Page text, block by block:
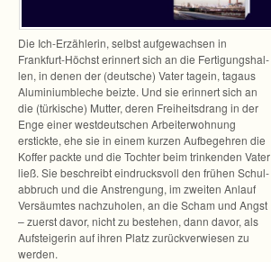
Die Ich-Erzählerin, selbst auf­ge­wach­sen in
Frankfurt-Höchst erin­nert sich an die Fer­ti­gungs­hal­
len, in denen der (deut­sche) Vater tag­ein, tag­aus
Alu­mi­ni­um­ble­che beizte. Und sie erin­nert sich an
die (tür­ki­sche) Mut­ter, deren Frei­heits­drang in der
Enge einer west­deut­schen Arbei­ter­woh­nung
erstickte, ehe sie in einem kur­zen Auf­be­geh­ren die
Kof­fer packte und die Toch­ter beim trin­ken­den Vater
ließ. Sie beschreibt ein­drucks­voll den frü­hen Schul­
ab­bruch und die Anstren­gung, im zwei­ten Anlauf
Ver­säum­tes nach­zu­ho­len, an die Scham und Angst
– zuerst davor, nicht zu beste­hen, dann davor, als
Auf­stei­ge­rin auf ihren Platz zurück­ver­wie­sen zu
werden.